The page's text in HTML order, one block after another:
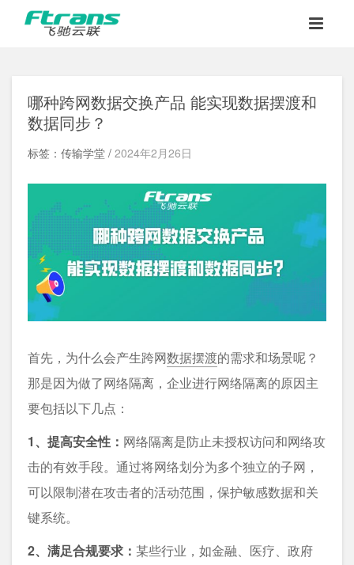
哪种跨网数据交换产品 能实现数据摆渡和
数据同步？
标签：传输学堂 / 2024年2月26日
首先，为什么会产生跨网数据摆渡的需求和场景呢？
那是因为做了网络隔离，企业进行网络隔离的原因主
要包括以下几点：
1、提高安全性： 网络隔离是防止未授权访问和网络攻
击的有效手段。通过将网络划分为多个独立的子网，
可以限制潜在攻击者的活动范围，保护敏感数据和关
键系统。
2、满足合规要求： 某些行业，如金融、医疗、政府